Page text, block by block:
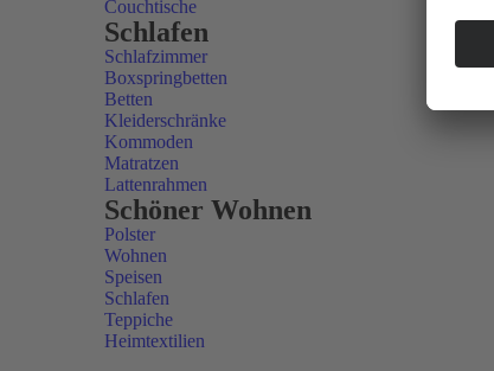
Couchtische
Schlafen
Schlafzimmer
Boxspringbetten
Betten
Kleiderschränke
Kommoden
Matratzen
Lattenrahmen
Schöner Wohnen
Polster
Wohnen
Speisen
Schlafen
Teppiche
Heimtextilien